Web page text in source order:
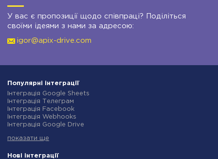
У вас є пропозиції щодо співпраці? Поділіться
своїми ідеями з нами за адресою:
igor@apix-drive.com
Популярні інтеграції
Інтеграція Google Sheets
Інтеграція Телеграм
Інтеграція Facebook
Інтеграція Webhooks
Інтеграція Google Drive
Інтеграція Gmail
Інтеграція Rozetka
показати ще
Нові інтеграції